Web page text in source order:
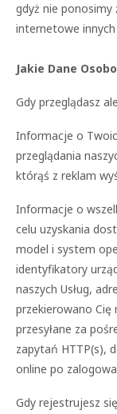
gdyż nie
internetowe
Jakie Dane
Gdy przeglądasz
Informacje o
przeglądania
którąś z reklam
Informacje o
celu uzyskania
model i system
identyfikatory
naszych Usług,
przekierowano
przesyłane za
zapytań HTTP(s),
online po
Gdy rejestrujesz